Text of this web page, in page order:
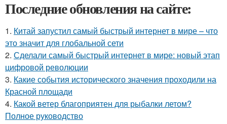
Последние обновления на сайте:
1. Китай запустил самый быстрый интернет в мире – что
это значит для глобальной сети
2. Сделали самый быстрый интернет в мире: новый этап
цифровой революции
3. Какие события исторического значения проходили на
Красной площади
4. Какой ветер благоприятен для рыбалки летом?
Полное руководство